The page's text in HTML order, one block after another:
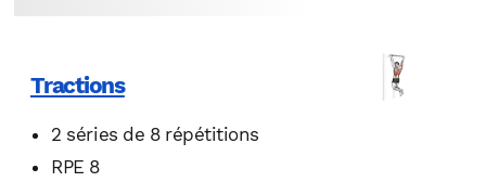
Tractions
2 séries de 8 répétitions
RPE 8